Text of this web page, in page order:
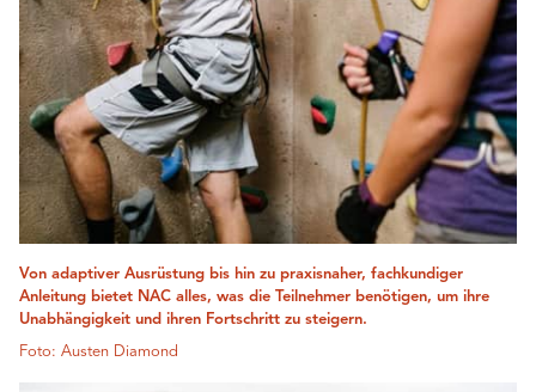
Von adaptiver Ausrüstung bis hin zu praxisnaher, fachkundiger
Anleitung bietet NAC alles, was die Teilnehmer benötigen, um ihre
Unabhängigkeit und ihren Fortschritt zu steigern.
Foto: Austen Diamond